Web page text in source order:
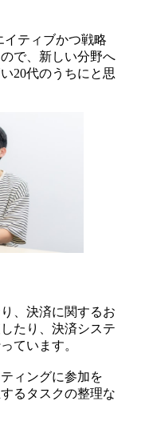
イティブかつ戦略
で、新しい分野へ
20代のうちにと思
、決済に関するお
たり、決済システ
ています。
ィングに参加を
るタスクの整理な